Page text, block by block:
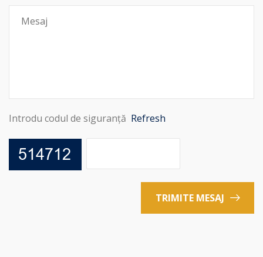
Introdu codul de siguranță Refresh
TRIMITE MESAJ